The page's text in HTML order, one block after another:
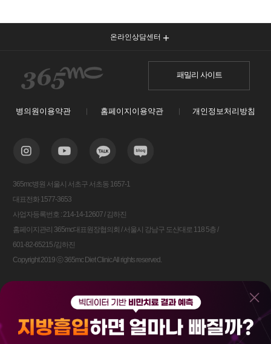
온라인상담센터
패밀리 사이트
병의원이용약관 홈페이지이용약관 개인정보처리방침
365mc병원 서울시 서초구 서초동 1657-1
대표전화 1577-3653
사업자등록번호 : 214-14-12607 / 김하진
홈페이지관리 365mc대표원장협의회 / 서울시 강남구 도산대로 118 5층 /
601-82-65215 /김하진
Copyright 2019 ⓒ 365mc Diet Clinic All rights reserved.